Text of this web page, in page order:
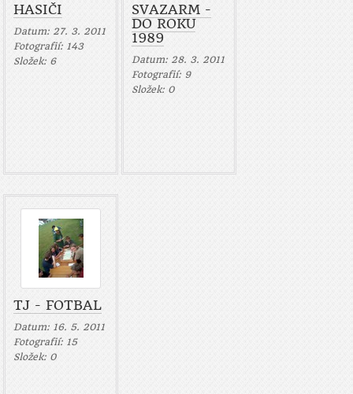
HASIČI
Datum: 27. 3. 2011
Fotografií: 143
Složek: 6
SVAZARM -
DO ROKU
1989
Datum: 28. 3. 2011
Fotografií: 9
Složek: 0
TJ - FOTBAL
Datum: 16. 5. 2011
Fotografií: 15
Složek: 0